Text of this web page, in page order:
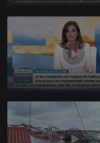
493987